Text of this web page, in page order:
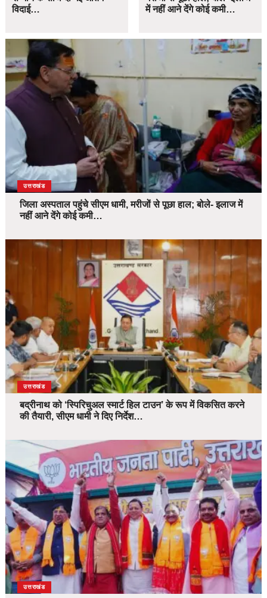
विदाई…
में नहीं आने देंगे कोई कमी…
उत्तराखंड
जिला अस्पताल पहुंचे सीएम धामी, मरीजों से पूछा हाल; बोले- इलाज में
नहीं आने देंगे कोई कमी…
उत्तराखंड
बद्रीनाथ को ‘स्पिरिचुअल स्मार्ट हिल टाउन’ के रूप में विकसित करने
की तैयारी, सीएम धामी ने दिए निर्देश…
उत्तराखंड